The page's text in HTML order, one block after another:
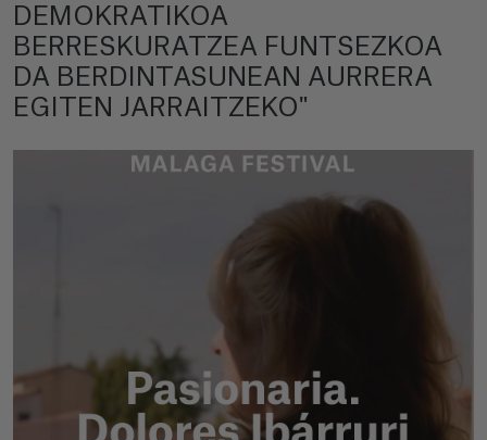
DEMOKRATIKOA
BERRESKURATZEA FUNTSEZKOA
DA BERDINTASUNEAN AURRERA
EGITEN JARRAITZEKO"